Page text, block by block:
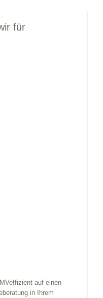
für
auf einen
in Ihrem